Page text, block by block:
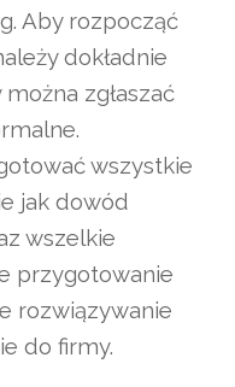
Aby rozpocząć
dokładnie
zgłaszać
wszystkie
jak dowód
wszelkie
przygotowanie
rozwiązywanie
do firmy.